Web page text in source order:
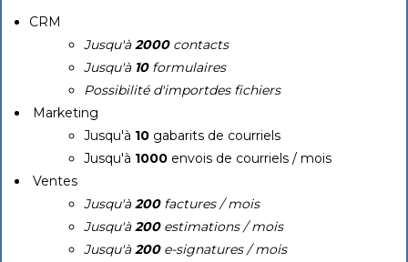
CRM
Jusqu'à2000contacts
Jusqu'à 10formulaires
Possibilité d'importdes fichiers
Marketing
Jusqu'à 10 gabarits de courriels
Jusqu'à 1000 envois de courriels / mois
Ventes
Jusqu'à200factures / mois
Jusqu'à200estimations / mois
Jusqu'à200e-signatures / mois